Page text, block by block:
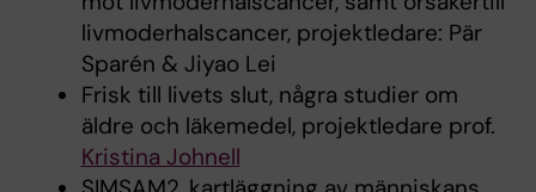
livmoderhalscancer, projektledare: Pär
Sparén & Jiyao Lei
Frisk till livets slut, några studier om
äldre och läkemedel, projektledare prof.
Kristina Johnell